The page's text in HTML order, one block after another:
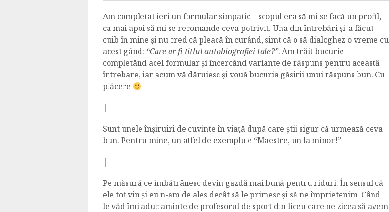
Am completat ieri un formular simpatic – scopul era să mi se facă un profil,
ca mai apoi să mi se recomande ceva potrivit. Una din întrebări și-a făcut
cuib în mine și nu cred că pleacă în curând, simt că o să dialoghez o vreme cu
acest gând: “Care ar fi titlul autobiografiei tale?”. Am trăit bucurie
completând acel formular și încercând variante de răspuns pentru această
întrebare, iar acum vă dăruiesc și vouă bucuria găsirii unui răspuns bun. Cu
plăcere
|
Sunt unele înșiruiri de cuvinte în viață după care știi sigur că urmează ceva
bun. Pentru mine, un atfel de exemplu e “Maestre, un la minor!”
|
Pe măsură ce îmbătrânesc devin gazdă mai bună pentru riduri. În sensul că
ele tot vin și eu n-am de ales decât să le primesc și să ne împrietenim. Când
le văd îmi aduc aminte de profesorul de sport din liceu care ne zicea să avem